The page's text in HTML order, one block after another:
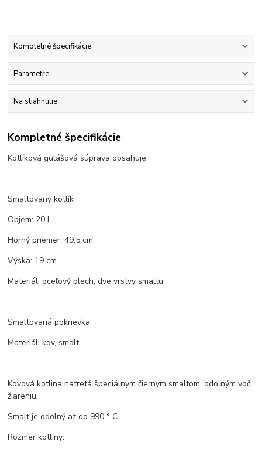
Kompletné špecifikácie
Parametre
Na stiahnutie
Kompletné špecifikácie
Kotlíková gulášová súprava obsahuje:
Smaltovaný kotlík
Objem: 20 L.
Horný priemer: 49,5 cm.
Výška: 19 cm.
Materiál: oceľový plech, dve vrstvy smaltu.
Smaltovaná pokrievka
Materiál: kov, smalt.
Kovová kotlina natretá špeciálnym čiernym smaltom, odolným voči
žiareniu.
Smalt je odolný až do 990 ° C.
Rozmer kotliny: